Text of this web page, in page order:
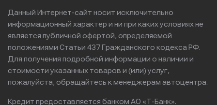
Данный Интернет-сайт носит исключительно
информационный характер и ни при каких условиях не
является публичной офертой, определяемой
положениями Статьи 437 Гражданского кодекса РФ.
Для получения подробной информации о наличии и
стоимости указанных товаров и (или) услуг,
пожалуйста, обращайтесь к менеджерам автоцентра.
Кредит предоставляется банком АО «Т-Банк».